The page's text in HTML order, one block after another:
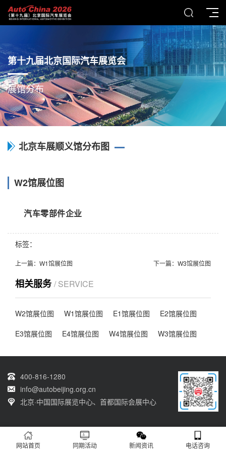
第十九届北京国际汽车展览会
展馆分布
北京车展顺义馆分布图
W2馆展位图
汽车零部件企业
标签：
上一篇： W1馆展位图 下一篇： W3馆展位图
相关服务/ SERVICE
W2馆展位图 W1馆展位图 E1馆展位图
E2馆展位图
E3馆展位图
E4馆展位图 W4馆展位图 W3馆展位图
400-816-1280
info@autobeijing.org.cn
北京·中国国际展览中心、首都国际会展中心
Copyright (©) 2026 第十九届北京国际汽车展览会京ICP备10046334号
网站首页 同期活动 新闻资讯 电话咨询